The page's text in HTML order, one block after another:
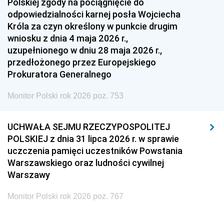
1948 1947
1939 1938 1937
1936 1930
odpowiedzialności karnej posła Wojciecha
Króla za czyn określony w punkcie drugim
wniosku z dnia 4 maja 2026 r.,
uzupełnionego w dniu 28 maja 2026 r.,
przedłożonego przez Europejskiego
Prokuratora Generalnego
Monitor Polski rok 2026 poz. 753
UCHWAŁA SEJMU RZECZYPOSPOLITEJ
POLSKIEJ z dnia 31 lipca 2026 r. w sprawie
uczczenia pamięci uczestników Powstania
Warszawskiego oraz ludności cywilnej
Warszawy
Monitor Polski rok 2026 poz. 767